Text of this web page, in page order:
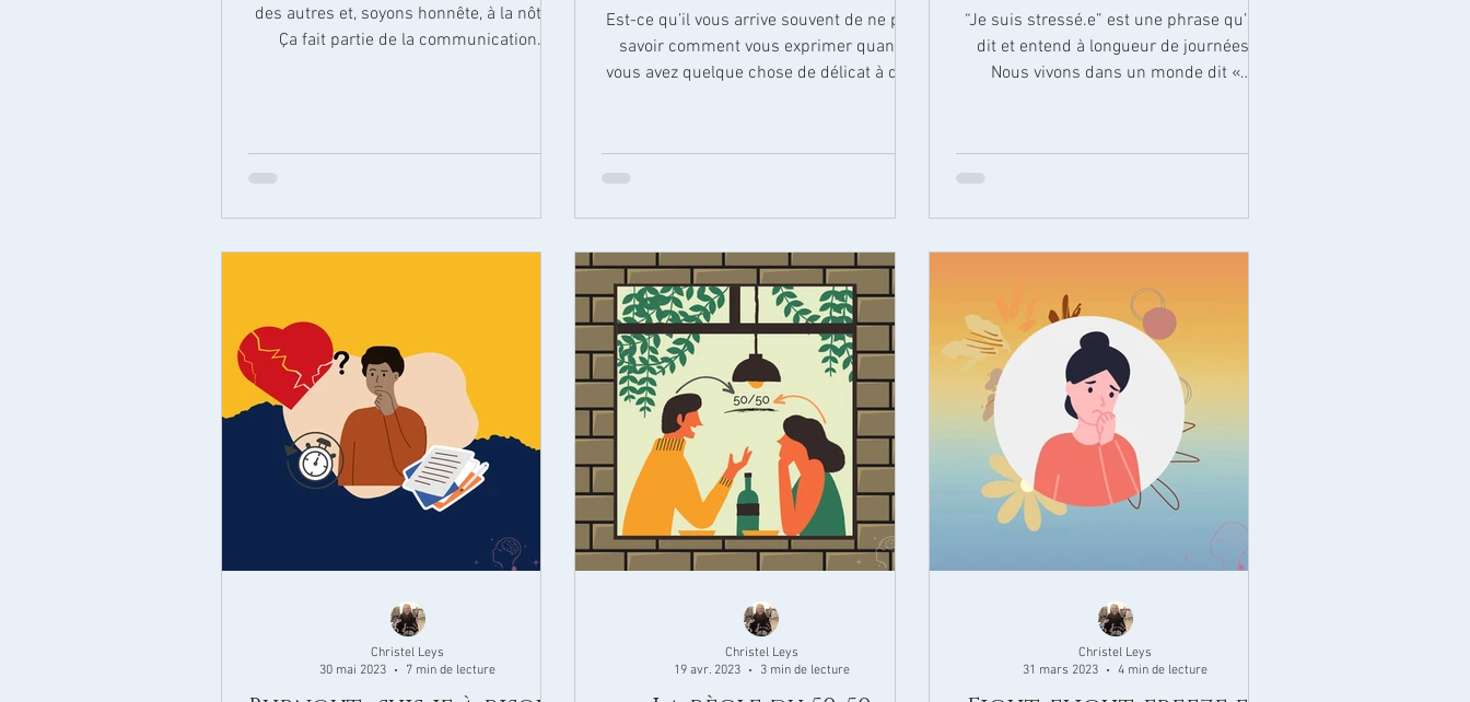
des autres et, soyons honnête, à la nôtre.
Ça fait partie de la communication
Est-ce qu’il vous arrive souvent de ne pas
savoir comment vous exprimer quand
vous avez quelque chose de délicat à dire
“Je suis stressé.e” est une phrase qu’on
dit et entend à longueur de journées.
Nous vivons dans un monde dit «
Christel Leys
30 mai 2023
7 min de lecture
Christel Leys
19 avr. 2023
3 min de lecture
Christel Leys
31 mars 2023
4 min de lecture